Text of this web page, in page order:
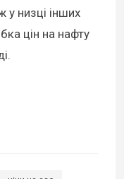
низці інших
цін на нафту